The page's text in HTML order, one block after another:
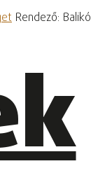
Rendező: Balikó